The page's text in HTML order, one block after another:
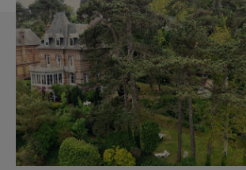
invités mène à une vaste double
baignée de lumière, sublimée par
remarquable bow-window ouvrant
panoramique. Un boudoir avec
qu’une cuisine indépendante
niveau de réception.